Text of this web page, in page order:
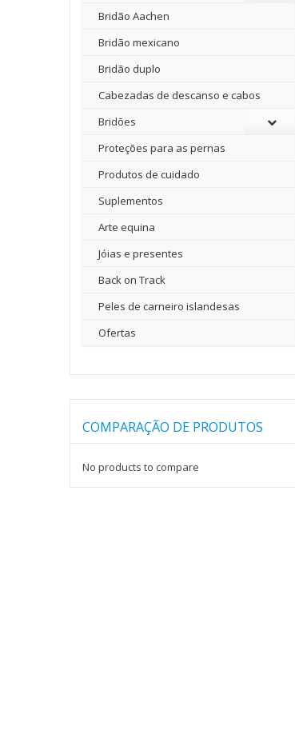
Bridão Aachen
Bridão mexicano
Bridão duplo
Cabezadas de descanso e cabos
Bridões
Proteções para as pernas
Produtos de cuidado
Suplementos
Arte equina
Jóias e presentes
Back on Track
Peles de carneiro islandesas
Ofertas
COMPARAÇÃO DE PRODUTOS
No products to compare